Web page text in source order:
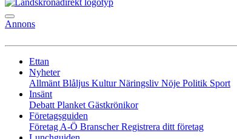
Annons
Ettan
Nyheter
Allmänt Blåljus KulturNäringsliv Nöje Politik Sport
Insänt
Debatt Planket Gästkrönikor
Företagsguiden
Företag A-Ö BranscherRegistrera ditt företag